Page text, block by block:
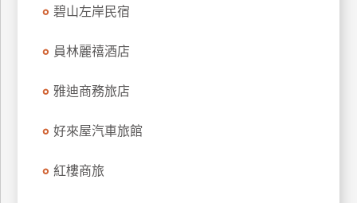
碧山左岸民宿
員林麗禧酒店
雅迪商務旅店
好來屋汽車旅館
紅樓商旅